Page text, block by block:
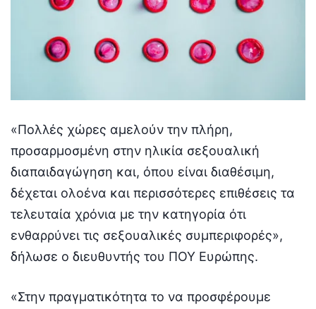
«Πολλές χώρες αμελούν την πλήρη,
προσαρμοσμένη στην ηλικία σεξουαλική
διαπαιδαγώγηση και, όπου είναι διαθέσιμη,
δέχεται ολοένα και περισσότερες επιθέσεις τα
τελευταία χρόνια με την κατηγορία ότι
ενθαρρύνει τις σεξουαλικές συμπεριφορές»,
δήλωσε ο διευθυντής του ΠΟΥ Ευρώπης.
«Στην πραγματικότητα το να προσφέρουμε